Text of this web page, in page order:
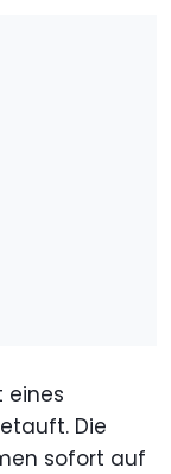
eines
Die
sofort auf